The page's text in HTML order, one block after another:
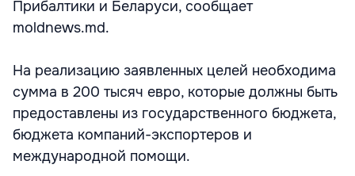
Прибалтики и Беларуси, сообщает
moldnews.md.
На реализацию заявленных целей необходима
сумма в 200 тысяч евро, которые должны быть
предоставлены из государственного бюджета,
бюджета компаний-экспортеров и
международной помощи.